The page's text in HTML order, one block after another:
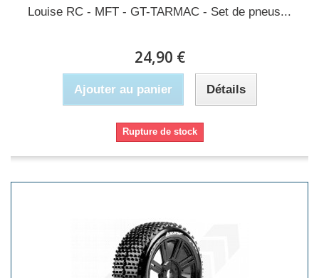
Louise RC - MFT - GT-TARMAC - Set de pneus...
24,90 €
Ajouter au panier Détails
Rupture de stock